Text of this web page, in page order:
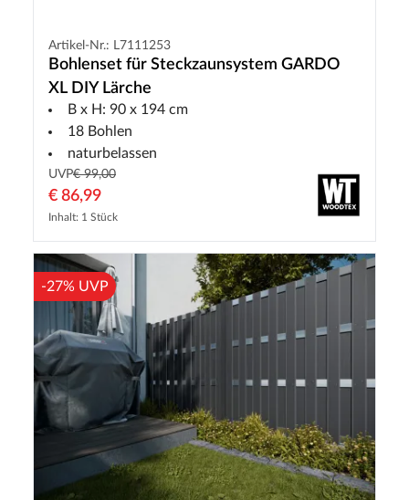
Artikel-Nr.: L7111253
Bohlenset für Steckzaunsystem GARDO
XL DIY Lärche
B x H: 90 x 194 cm
18 Bohlen
naturbelassen
UVP€ 99,00
€ 86,99
Inhalt: 1 Stück
-27% UVP